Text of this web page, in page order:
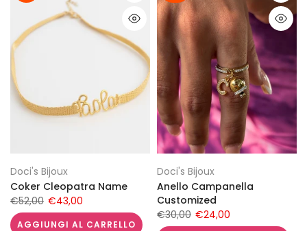
Doci's Bijoux
Coker Cleopatra Name
€52,00 €43,00
AGGIUNGI AL CARRELLO
Doci's Bijoux
Anello Campanella
Customized
€30,00 €24,00